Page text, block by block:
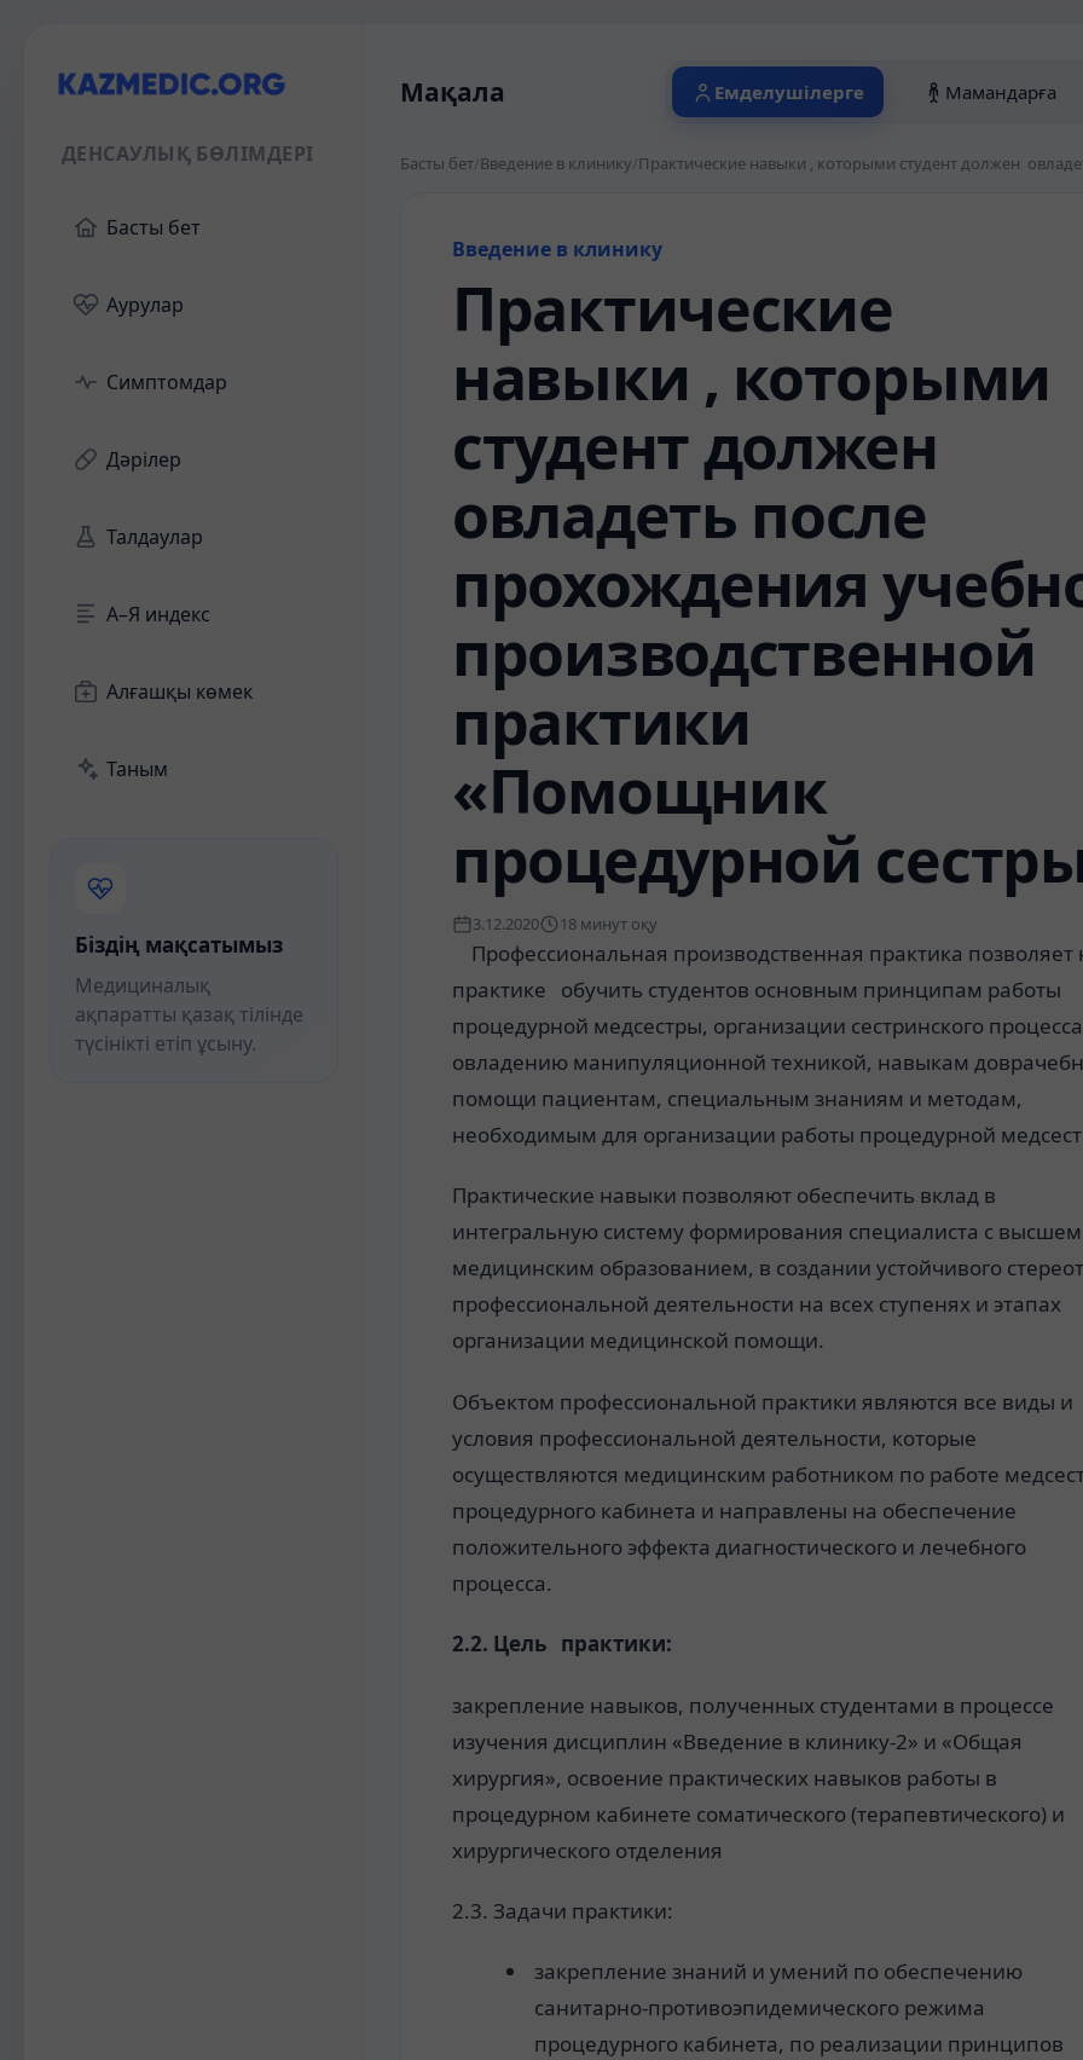
ДЕНСАУЛЫҚ БӨЛІМДЕРІ
Басты бет
Аурулар
Симптомдар
Дәрілер
Талдаулар
А–Я индекс
Алғашқы көмек
Таным
Біздің мақсатымыз
Медициналық
ақпаратты қазақ тілінде
түсінікті етіп ұсыну.
Мақала Емделушілерге Мамандарға
Басты бет/Введение в клинику/
Введение в клинику
Практические
навыки , которыми
студент должен
овладеть после
прохождения
производственной
практики
«Помощник
процедурной
3.12.2020 18 минут оқу
Профессиональная производственная практика позволяет
практике обучить студентов основным принципам работы
процедурной медсестры, организации сестринского
овладению манипуляционной техникой, навыкам
помощи пациентам, специальным знаниям и методам,
необходимым для организации работы процедурной
Практические навыки позволяют обеспечить вклад в
интегральную систему формирования специалиста с высшем
медицинским образованием, в создании устойчивого
профессиональной деятельности на всех ступенях и этапах
организации медицинской помощи.
Объектом профессиональной практики являются все виды и
условия профессиональной деятельности, которые
осуществляются медицинским работником по работе
процедурного кабинета и направлены на обеспечение
положительного эффекта диагностического и лечебного
процесса.
2.2. Цель практики:
закрепление навыков, полученных студентами в процессе
изучения дисциплин «Введение в клинику-2» и «Общая
хирургия», освоение практических навыков работы в
процедурном кабинете соматического (терапевтического) и
хирургического отделения
2.3. Задачи практики:
закрепление знаний и умений по обеспечению
санитарно-противоэпидемического режима
процедурного кабинета, по реализации принципов